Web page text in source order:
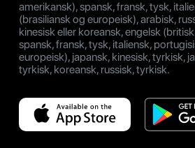
amerikansk), spansk, fransk, tysk,
(brasiliansk og europeisk), arabisk,
kinesisk eller koreansk, engelsk
spansk, fransk, tysk, italiensk,
europeisk), japansk, kinesisk, tyrkisk,
tyrkisk, koreansk, russisk, tyrkisk.